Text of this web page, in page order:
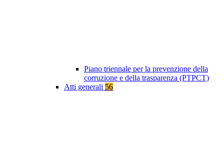
Piano triennale per la prevenzione della
corruzione e della trasparenza (PTPCT)
Atti generali 56